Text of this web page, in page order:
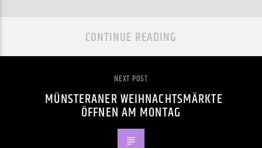
CONTINUE READING
NEXT POST
MÜNSTERANER WEIHNACHTSMÄRKTE
ÖFFNEN AM MONTAG